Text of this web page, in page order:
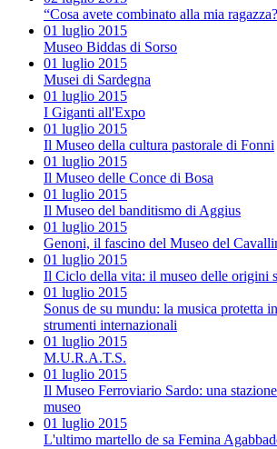
“Cosa avete combinato alla mia
01 luglio 2015
Museo Biddas di Sorso
01 luglio 2015
Musei di Sardegna
01 luglio 2015
I Giganti all'Expo
01 luglio 2015
Il Museo della cultura pastorale di Fonni
01 luglio 2015
Il Museo delle Conce di Bosa
01 luglio 2015
Il Museo del banditismo di Aggius
01 luglio 2015
Genoni, il fascino del Museo del
01 luglio 2015
Il Ciclo della vita: il museo delle origini
01 luglio 2015
Sonus de su mundu: la musica protetta
strumenti internazionali
01 luglio 2015
M.U.R.A.T.S.
01 luglio 2015
Il Museo Ferroviario Sardo: una
museo
01 luglio 2015
L'ultimo martello de sa Femina